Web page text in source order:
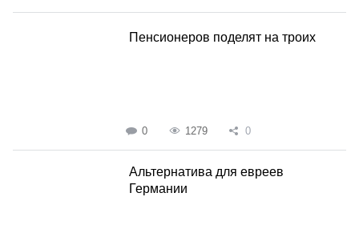
Пенсионеров поделят на троих
0 1279 0
Альтернатива для евреев
Германии